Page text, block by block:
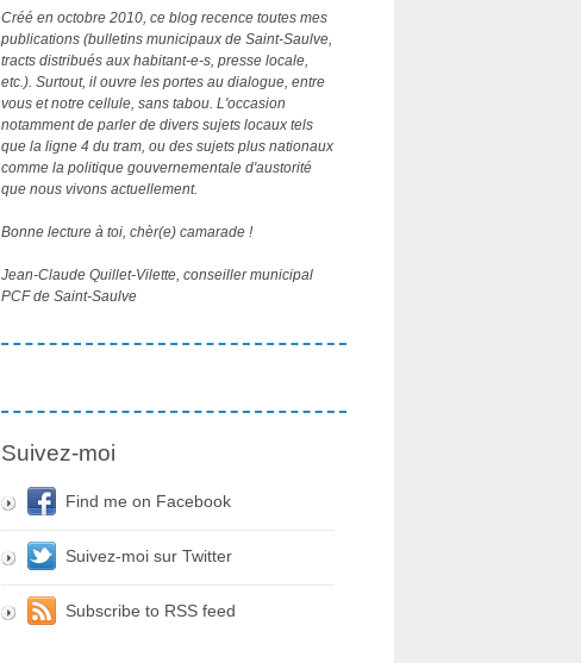
Créé en octobre 2010, ce blog recence toutes mes
publications (bulletins municipaux de Saint-Saulve,
tracts distribués aux habitant-e-s, presse locale,
etc.). Surtout, il ouvre les portes au dialogue, entre
vous et notre cellule, sans tabou. L'occasion
notamment de parler de divers sujets locaux tels
que la ligne 4 du tram, ou des sujets plus nationaux
comme la politique gouvernementale d'austorité
que nous vivons actuellement.
Bonne lecture à toi, chèr(e) camarade !
Jean-Claude Quillet-Vilette, conseiller municipal
PCF de Saint-Saulve
Suivez-moi
Find me on Facebook
Suivez-moi sur Twitter
Subscribe to RSS feed